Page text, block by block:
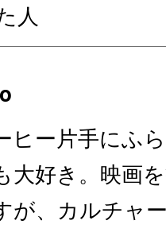
人
ヒー片手にふ
大好き。映画
が、カルチャ